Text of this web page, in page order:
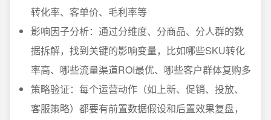
转化率、客单价、毛利率等
影响因子分析：通过分维度、分商品、分人群的数
据拆解，找到关键的影响变量，比如哪些SKU转化
率高、哪些流量渠道ROI最优、哪些客户群体复购多
策略验证：每个运营动作（如上新、促销、投放、
客服策略）都要有前置数据假设和后置效果复盘，